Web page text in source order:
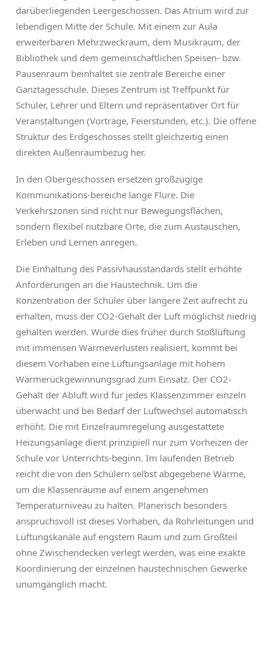
darüberliegenden Leergeschossen. Das Atrium wird zur
lebendigen Mitte der Schule. Mit einem zur Aula
erweiterbaren Mehrzweckraum, dem Musikraum, der
Bibliothek und dem gemeinschaftlichen Speisen- bzw.
Pausenraum beinhaltet sie zentrale Bereiche einer
Ganztagesschule. Dieses Zentrum ist Treffpunkt für
Schüler, Lehrer und Eltern und repräsentativer Ort für
Veranstaltungen (Vorträge, Feierstunden, etc.). Die offene
Struktur des Erdgeschosses stellt gleichzeitig einen
direkten Außenraumbezug her.
In den Obergeschossen ersetzen großzügige
Kommunikations-bereiche lange Flure. Die
Verkehrszonen sind nicht nur Bewegungsflächen,
sondern flexibel nutzbare Orte, die zum Austauschen,
Erleben und Lernen anregen.
Die Einhaltung des Passivhausstandards stellt erhöhte
Anforderungen an die Haustechnik. Um die
Konzentration der Schüler über längere Zeit aufrecht zu
erhalten, muss der CO2-Gehalt der Luft möglichst niedrig
gehalten werden. Wurde dies früher durch Stoßlüftung
mit immensen Wärmeverlusten realisiert, kommt bei
diesem Vorhaben eine Lüftungsanlage mit hohem
Wärmerückgewinnungsgrad zum Einsatz. Der CO2-
Gehalt der Abluft wird für jedes Klassenzimmer einzeln
überwacht und bei Bedarf der Luftwechsel automatisch
erhöht. Die mit Einzelraumregelung ausgestattete
Heizungsanlage dient prinzipiell nur zum Vorheizen der
Schule vor Unterrichts-beginn. Im laufenden Betrieb
reicht die von den Schülern selbst abgegebene Wärme,
um die Klassenräume auf einem angenehmen
Temperaturniveau zu halten. Planerisch besonders
anspruchsvoll ist dieses Vorhaben, da Rohrleitungen und
Lüftungskanäle auf engstem Raum und zum Großteil
ohne Zwischendecken verlegt werden, was eine exakte
Koordinierung der einzelnen haustechnischen Gewerke
unumgänglich macht.